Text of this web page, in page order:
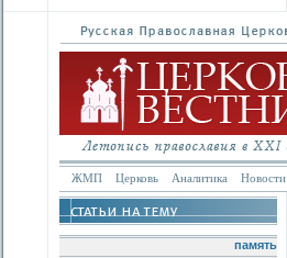
ЖМП Церковь Аналитика Новости
память